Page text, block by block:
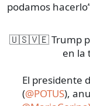
podamos
🇺🇸🇻🇪 Trump
en la
El presidente
(@POTUS),